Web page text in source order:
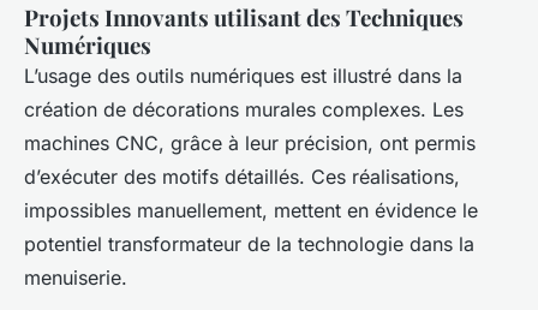
Projets Innovants utilisant des Techniques
Numériques
L’usage des outils numériques est illustré dans la
création de décorations murales complexes. Les
machines CNC, grâce à leur précision, ont permis
d’exécuter des motifs détaillés. Ces réalisations,
impossibles manuellement, mettent en évidence le
potentiel transformateur de la technologie dans la
menuiserie.